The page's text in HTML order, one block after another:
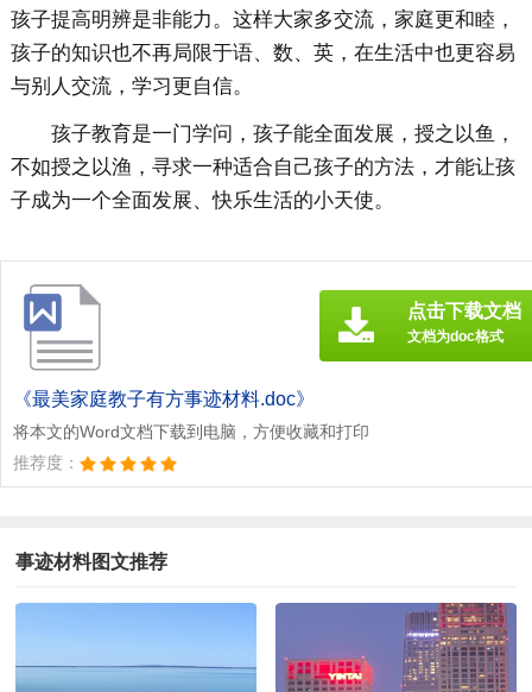
孩子提高明辨是非能力。这样大家多交流，家庭更和睦，
孩子的知识也不再局限于语、数、英，在生活中也更容易
与别人交流，学习更自信。
孩子教育是一门学问，孩子能全面发展，授之以鱼，
不如授之以渔，寻求一种适合自己孩子的方法，才能让孩
子成为一个全面发展、快乐生活的小天使。
《最美家庭教子有方事迹材料.doc》
将本文的Word文档下载到电脑，方便收藏和打印
推荐度：
点击下载文档
文档为doc格式
事迹材料图文推荐